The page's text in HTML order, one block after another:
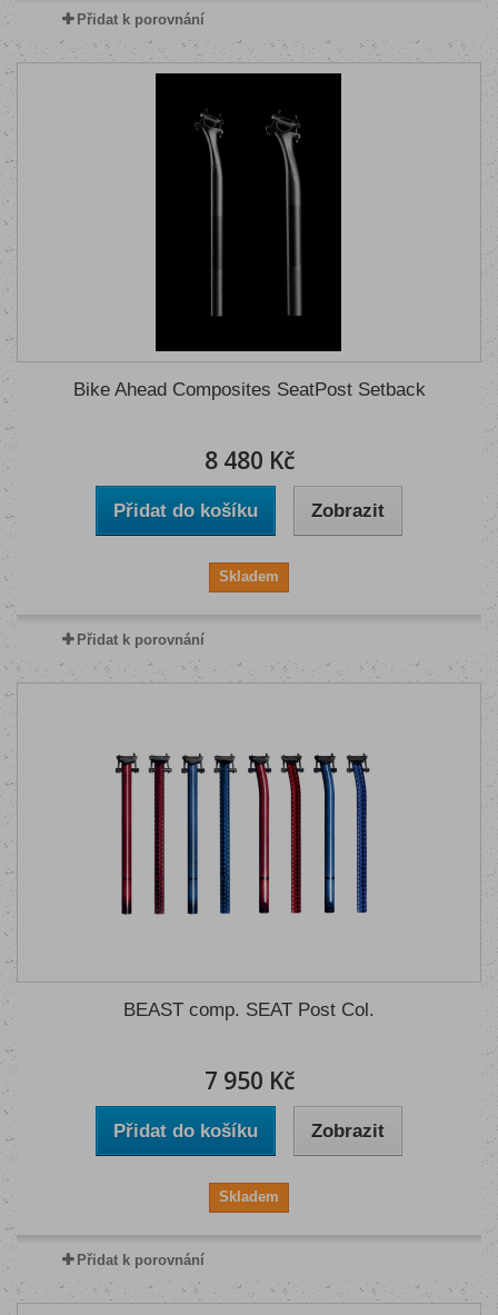
Přidat k porovnání
Bike Ahead Composites SeatPost Setback
8 480 Kč
Přidat do košíku Zobrazit
Skladem
Přidat k porovnání
BEAST comp. SEAT Post Col.
7 950 Kč
Přidat do košíku Zobrazit
Skladem
Přidat k porovnání